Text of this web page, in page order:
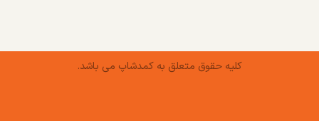
کلیه حقوق متعلق به کمدشاپ می باشد.